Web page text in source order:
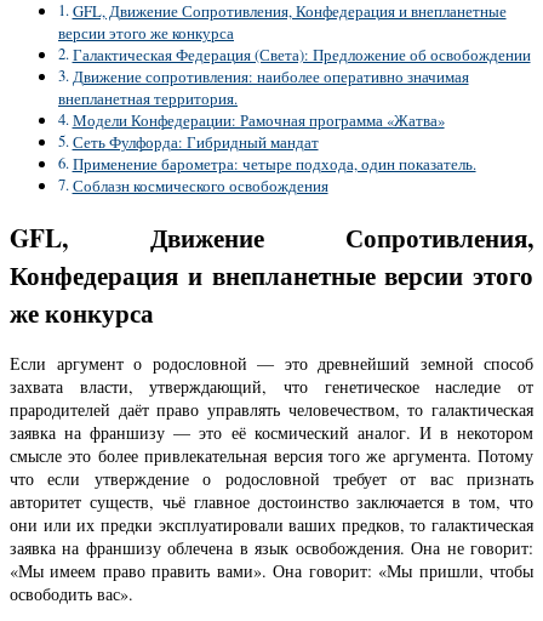
GFL, Движение Сопротивления, Конфедерация и внепланетные
версии этого же конкурса
Галактическая Федерация (Света): Предложение об освобождении
Движение сопротивления: наиболее оперативно значимая
внепланетная территория.
Модели Конфедерации: Рамочная программа «Жатва»
Сеть Фулфорда: Гибридный мандат
Применение барометра: четыре подхода, один показатель.
Соблазн космического освобождения
GFL, Движение Сопротивления,
Конфедерация и внепланетные версии этого
же конкурса
Если аргумент о родословной — это древнейший земной способ
захвата власти, утверждающий, что генетическое наследие от
прародителей даёт право управлять человечеством, то галактическая
заявка на франшизу — это её космический аналог. И в некотором
смысле это более привлекательная версия того же аргумента. Потому
что если утверждение о родословной требует от вас признать
авторитет существ, чьё главное достоинство заключается в том, что
они или их предки эксплуатировали ваших предков, то галактическая
заявка на франшизу облечена в язык освобождения. Она не говорит:
«Мы имеем право править вами». Она говорит: «Мы пришли, чтобы
освободить вас».